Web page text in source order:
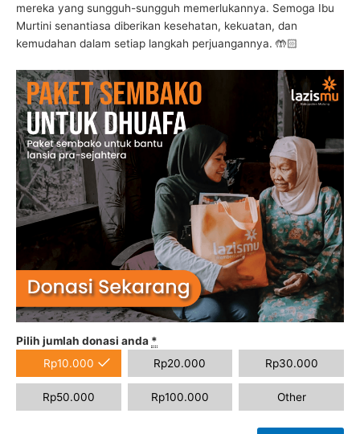
mereka yang sungguh-sungguh memerlukannya. Semoga Ibu
Murtini senantiasa diberikan kesehatan, kekuatan, dan
kemudahan dalam setiap langkah perjuangannya. 🤲🏻
Pilih jumlah donasi anda *
Rp10.000 Rp20.000 Rp30.000
Rp50.000 Rp100.000 Other